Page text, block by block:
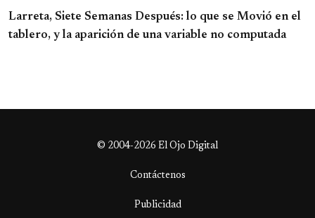
Larreta, Siete Semanas Después: lo que se Movió en el
tablero, y la aparición de una variable no computada
© 2004-2026 El Ojo Digital
Contáctenos
Publicidad